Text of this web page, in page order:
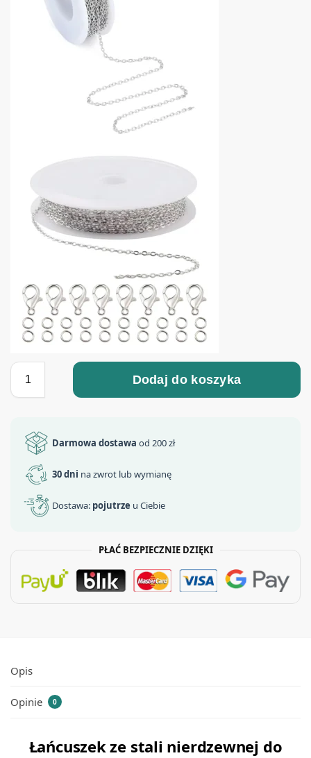
Dodaj do koszyka
Darmowa dostawa od 200 zł
30 dni na zwrot lub wymianę
Dostawa: pojutrze u Ciebie
PŁAĆ BEZPIECZNIE DZIĘKI
Opis
Opinie 0
Łańcuszek ze stali nierdzewnej do